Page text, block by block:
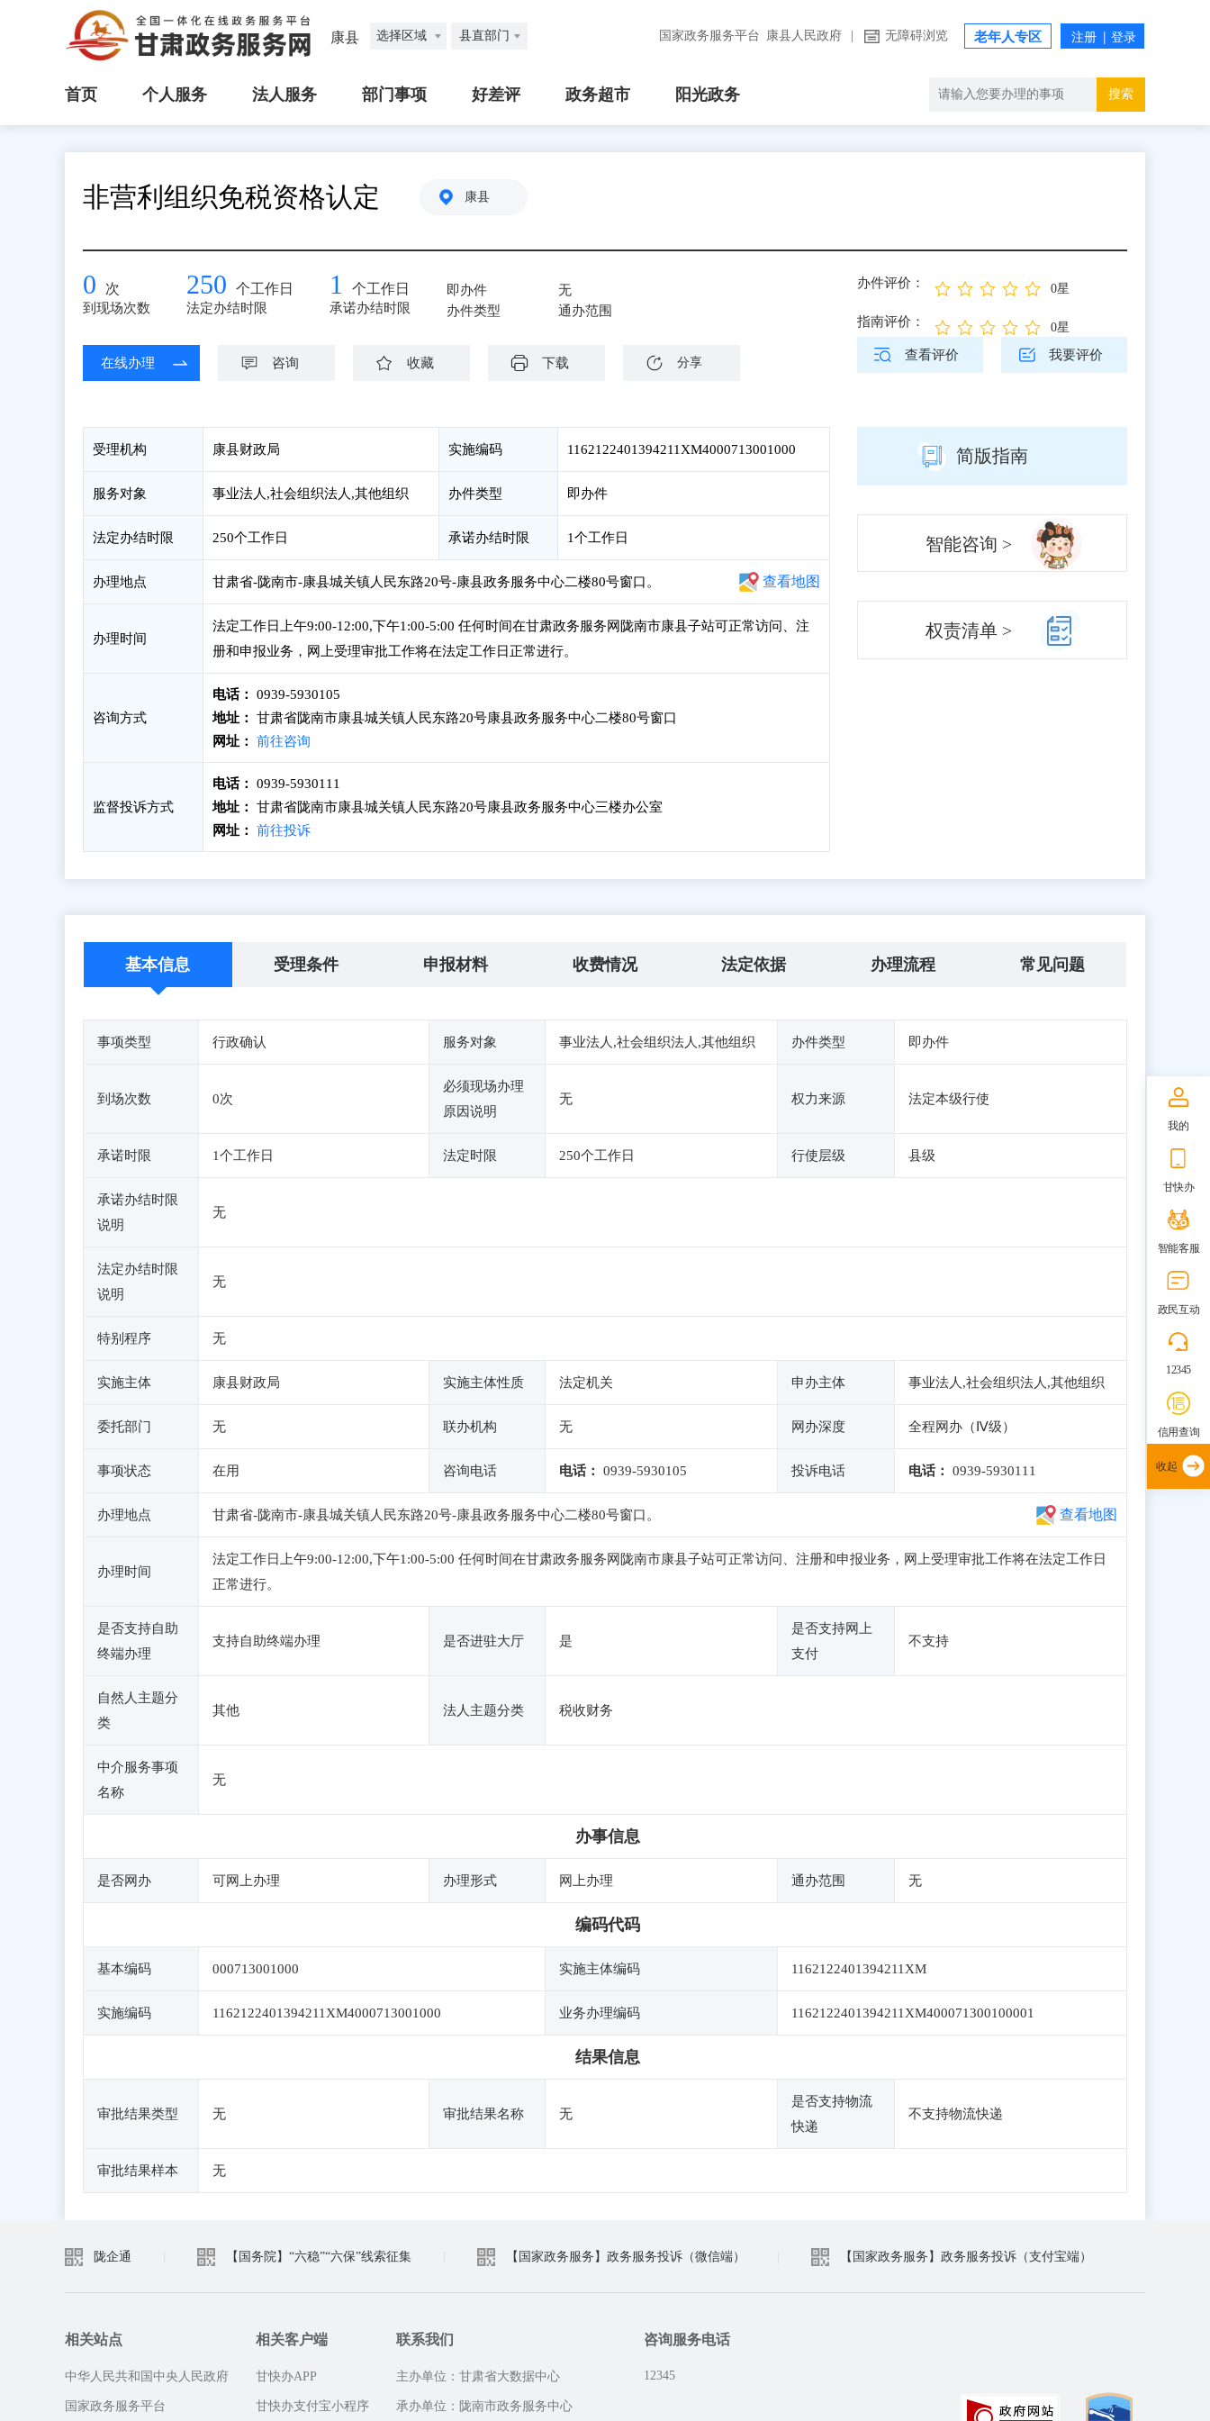
康县 选择区域 县直部门 国家政务服务平台 康县人民政府 无障碍浏览 老年人专区
首页 个人服务 法人服务 部门事项 好差评 政务超市 阳光政务 搜索
非营利组织免税资格认定 康县
0 次
到现场次数
250 个工作日
法定办结时限
1 个工作日
承诺办结时限
即办件
办件类型
无
通办范围
在线办理 咨询 收藏 下载 分享
办件评价： 0星
指南评价： 0星
查看评价 我要评价
受理机构 康县财政局 实施编码 1162122401394211XM4000713001000
服务对象 事业法人,社会组织法人,其他组织 办件类型 即办件
法定办结时限 250个工作日 承诺办结时限 1个工作日
办理地点 甘肃省-陇南市-康县城关镇人民东路20号-康县政务服务中心二楼80号窗口。 查看地图
办理时间
法定工作日上午9:00-12:00,下午1:00-5:00 任何时间在甘肃政务服务网陇南市康县子站可正常访问、注
册和申报业务，网上受理审批工作将在法定工作日正常进行。
咨询方式
电话：
0939-5930105
地址：
甘肃省陇南市康县城关镇人民东路20号康县政务服务中心二楼80号窗口
网址：
前往咨询
监督投诉方式
电话：
0939-5930111
地址：
甘肃省陇南市康县城关镇人民东路20号康县政务服务中心三楼办公室
网址：
前往投诉
简版指南
智能咨询 >
权责清单 >
基本信息 受理条件 申报材料 收费情况 法定依据 办理流程 常见问题
事项类型 行政确认 服务对象 事业法人,社会组织法人,其他组织 办件类型 即办件
到场次数 0次
必须现场办理
原因说明
无 权力来源 法定本级行使
承诺时限 1个工作日 法定时限 250个工作日 行使层级 县级
承诺办结时限
说明
无
法定办结时限
说明
无
特别程序 无
实施主体 康县财政局 实施主体性质 法定机关 申办主体 事业法人,社会组织法人,其他组织
委托部门 无 联办机构 无 网办深度 全程网办（Ⅳ级）
事项状态 在用 咨询电话 电话： 0939-5930105 投诉电话 电话： 0939-5930111
办理地点 甘肃省-陇南市-康县城关镇人民东路20号-康县政务服务中心二楼80号窗口。 查看地图
办理时间
法定工作日上午9:00-12:00,下午1:00-5:00 任何时间在甘肃政务服务网陇南市康县子站可正常访问、注册和申报业务，网上受理审批工作将在法定工作日
正常进行。
是否支持自助
终端办理
支持自助终端办理 是否进驻大厅 是
是否支持网上
支付
不支持
自然人主题分
类
其他 法人主题分类 税收财务
中介服务事项
名称
无
办事信息
是否网办 可网上办理 办理形式 网上办理 通办范围 无
编码代码
基本编码 000713001000 实施主体编码 1162122401394211XM
实施编码 1162122401394211XM4000713001000 业务办理编码 1162122401394211XM400071300100001
结果信息
审批结果类型 无 审批结果名称 无
是否支持物流
快递
不支持物流快递
审批结果样本 无
陇企通 【国务院】“六稳”“六保”线索征集 【国家政务服务】政务服务投诉（微信端） 【国家政务服务】政务服务投诉（支付宝端）
相关站点
中华人民共和国中央人民政府
国家政务服务平台
相关客户端
甘快办APP
甘快办支付宝小程序
联系我们
主办单位：甘肃省大数据中心
承办单位：陇南市政务服务中心
咨询服务电话
12345
我的
甘快办
智能客服
政民互动
12345
信用查询
收起